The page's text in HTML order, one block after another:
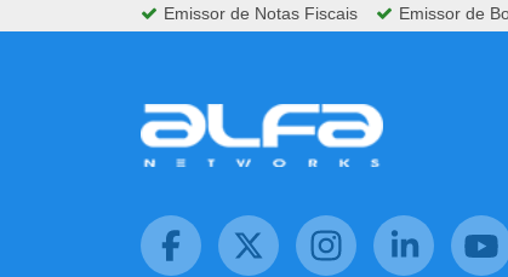
Emissor de Notas Fiscais Emissor de